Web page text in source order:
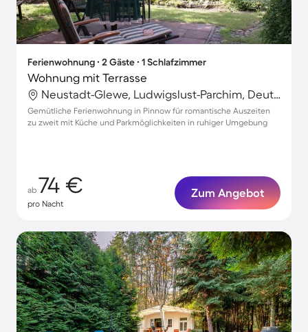
Ferienwohnung ∙ 2 Gäste ∙ 1 Schlafzimmer
Wohnung mit Terrasse
Neustadt-Glewe, Ludwigslust-Parchim, Deutschland
Gemütliche Ferienwohnung in Pinnow für romantische Auszeiten
zu zweit mit Küche und Parkmöglichkeiten in ruhiger Umgebung
ab 74 €
pro Nacht
Zum Angebot